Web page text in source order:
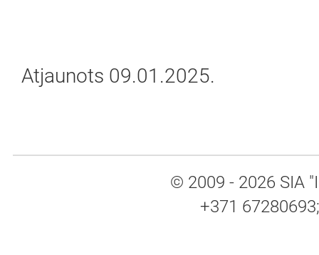
Atjaunots 09.01.2025.
© 2009 - 2026 SIA
+371